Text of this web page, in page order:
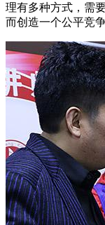
理有多种方式，需
而创造一个公平竞